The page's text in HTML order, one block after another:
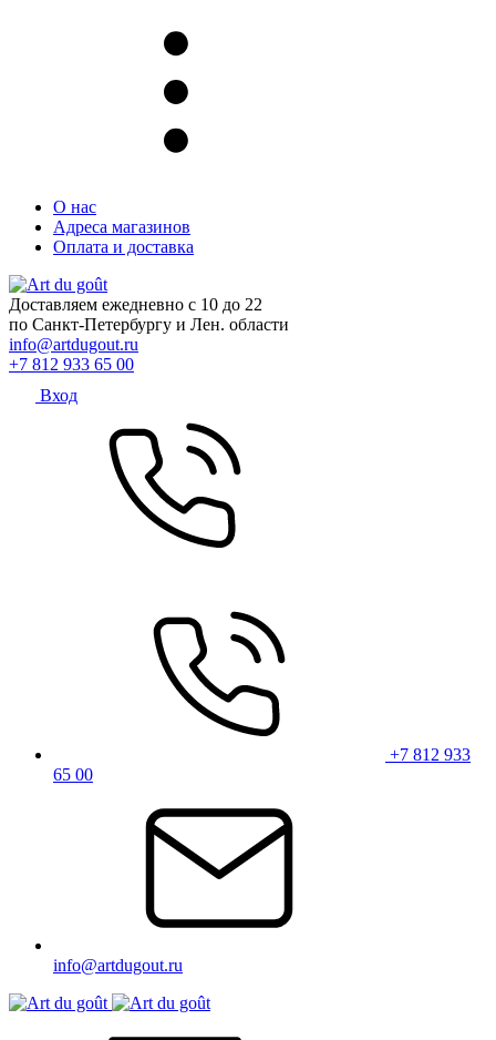
О нас
Адреса магазинов
Оплата и доставка
Доставляем ежедневно с 10 до 22
по Санкт-Петербургу и Лен. области
info@artdugout.ru
+7 812 933 65 00
Вход
+7 812 933
65 00
info@artdugout.ru